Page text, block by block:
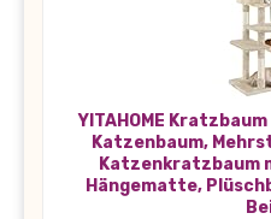
YITAHOME
Katzenbaum,
Katzenkratzbaum
Hängematte,